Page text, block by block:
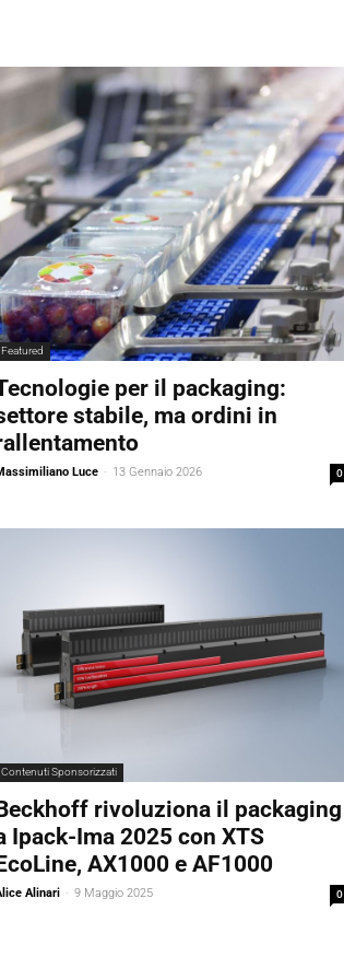
Featured
per il packaging:
stabile, ma ordini in
Luce - 13 Gennaio 2026 0
Contenuti Sponsorizzati
rivoluziona il packaging
Ipack-Ima 2025 con XTS
AX1000 e AF1000
Alinari - 9 Maggio 2025 0